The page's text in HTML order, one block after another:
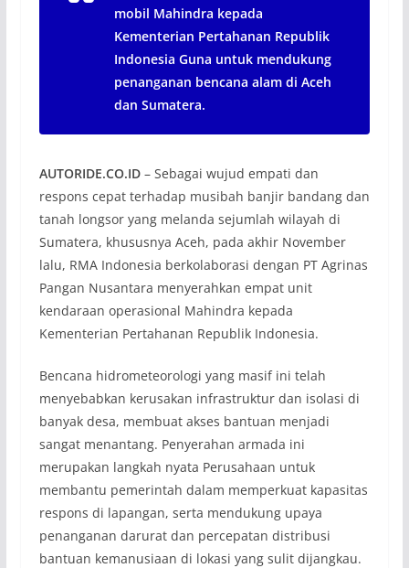
mobil Mahindra kepada
Kementerian Pertahanan Republik
Indonesia Guna untuk mendukung
penanganan bencana alam di Aceh
dan Sumatera.
AUTORIDE.CO.ID– Sebagai wujud empati dan
respons cepat terhadap musibah banjir bandang dan
tanah longsor yang melanda sejumlah wilayah di
Sumatera, khususnya Aceh, pada akhir November
lalu, RMA Indonesia berkolaborasi dengan PT Agrinas
Pangan Nusantara menyerahkan empat unit
kendaraan operasional Mahindra kepada
Kementerian Pertahanan Republik Indonesia.
Bencana hidrometeorologi yang masif ini telah
menyebabkan kerusakan infrastruktur dan isolasi di
banyak desa, membuat akses bantuan menjadi
sangat menantang. Penyerahan armada ini
merupakan langkah nyata Perusahaan untuk
membantu pemerintah dalam memperkuat kapasitas
respons di lapangan, serta mendukung upaya
penanganan darurat dan percepatan distribusi
bantuan kemanusiaan di lokasi yang sulit dijangkau.